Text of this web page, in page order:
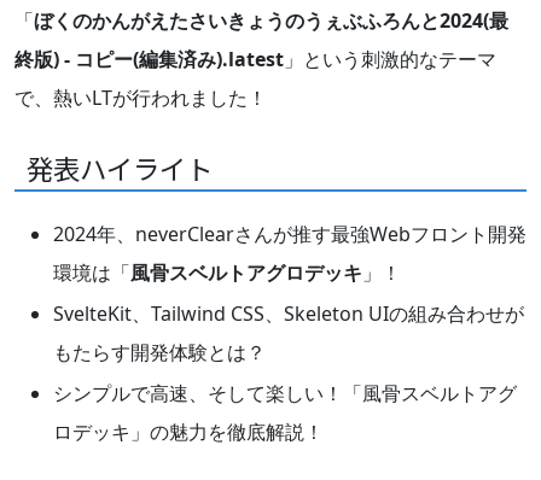
「ぼくのかんがえたさいきょうのうぇぶふろんと2024(最
終版) - コピー(編集済み).latest 」という刺激的なテーマ
で、熱いLTが行われました！
発表ハイライト
2024年、neverClearさんが推す最強Webフロント開発
環境は「風骨スベルトアグロデッキ」！
SvelteKit、Tailwind CSS、Skeleton UIの組み合わせが
もたらす開発体験とは？
シンプルで高速、そして楽しい！「風骨スベルトアグ
ロデッキ」の魅力を徹底解説！